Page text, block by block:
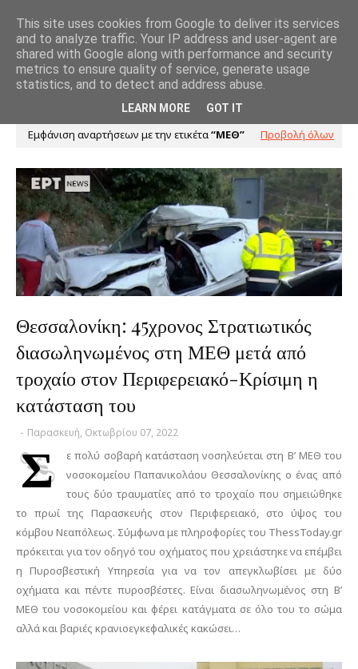
Εμφάνιση αναρτήσεων με την ετικέτα ΜΕΘ Προβολή όλων
Θεσσαλονίκη: 45χρονος Στρατιωτικός
διασωληνωμένος στη ΜΕΘ μετά από
τροχαίο στον Περιφερειακό-Κρίσιμη η
κατάσταση του
- Παρασκευή, Οκτωβρίου 07, 2022
Σ
ε πολύ σοβαρή κατάσταση νοσηλεύεται στη Β’ ΜΕΘ του
νοσοκομείου Παπανικολάου Θεσσαλονίκης ο ένας από
τους δύο τραυματίες από το τροχαίο που σημειώθηκε
το πρωί της Παρασκευής στον Περιφερειακό, στο ύψος του
κόμβου Νεαπόλεως. Σύμφωνα με πληροφορίες του ThessToday.gr
πρόκειται για τον οδηγό του οχήματος που χρειάστηκε να επέμβει
η Πυροσβεστική Υπηρεσία για να τον απεγκλωβίσει με δύο
οχήματα και πέντε πυροσβέστες. Είναι διασωληνωμένος στη Β’
ΜΕΘ του νοσοκομείου και φέρει κατάγματα σε όλο του το σώμα
αλλά και βαριές κρανιοεγκεφαλικές κακώσει…
This site uses cookies from Google to deliver its services
and to analyze traffic. Your IP address and user-agent are
shared with Google along with performance and security
metrics to ensure quality of service, generate usage
statistics, and to detect and address abuse.
LEARN MORE GOT IT